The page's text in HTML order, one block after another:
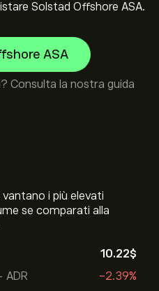
i più elevati
se comparati alla
ADR
10.22‎$‎
-2.39%
Solstad Offshore ASA.
ASA
Consulta la nostra guida